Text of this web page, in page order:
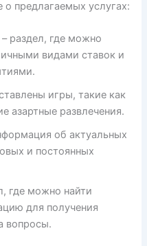
предлагаемых услугах:
– раздел, где можно
видами ставок и
игры, такие как
азартные развлечения.
об актуальных
и постоянных
где можно найти
для получения
вопросы.